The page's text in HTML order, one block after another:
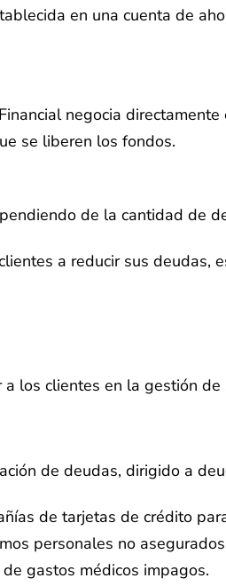
en una cuenta de
negocia
se liberen los fondos.
de la cantidad de
a reducir sus
los clientes en la gestión
de deudas, dirigido a
de tarjetas de crédito
personales no
gastos médicos impagos.